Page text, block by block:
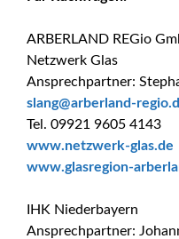
ARBERLAND REGio
Netzwerk Glas
Ansprechpartner:
slang
_at_
arberland-
Tel. 09921 9605 4143
www.netzwerk-glas.de
www.glasregion-
IHK Niederbayern
Ansprechpartner: